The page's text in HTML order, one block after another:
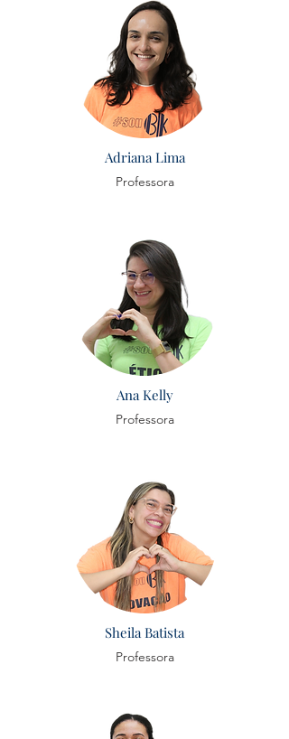
Adriana Lima
Professora
Ana Kelly
Professora
Sheila Batista
Professora